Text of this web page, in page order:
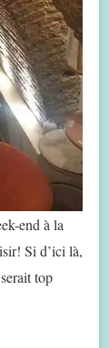
end à la
Si d’ici là,
top